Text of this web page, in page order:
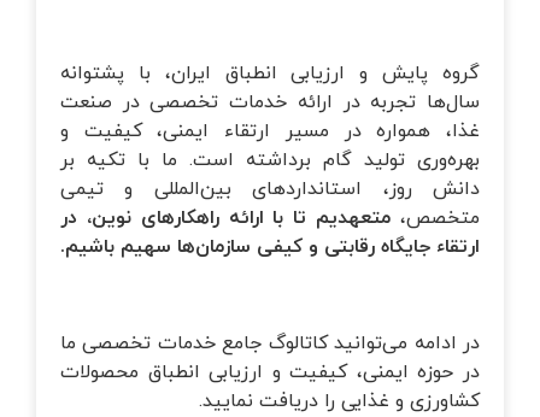
گروه پایش و ارزیابی انطباق ایران، با پشتوانه
سال‌ها تجربه در ارائه خدمات تخصصی در صنعت
غذا، همواره در مسیر ارتقاء ایمنی، کیفیت و
بهره‌وری تولید گام برداشته است. ما با تکیه بر
دانش روز، استانداردهای بین‌المللی و تیمی
متخصص، متعهدیم تا با ارائه راهکارهای نوین، در
ارتقاء جایگاه رقابتی و کیفی سازمان‌ها سهیم باشیم.
در ادامه می‌توانید کاتالوگ جامع خدمات تخصصی ما
در حوزه ایمنی، کیفیت و ارزیابی انطباق محصولات
کشاورزی و غذایی را دریافت نمایید.